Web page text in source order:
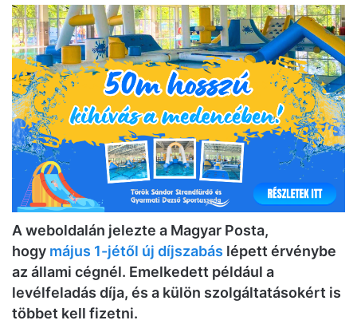
A weboldalán jelezte a Magyar Posta,
hogy május 1-jétől új díjszabás lépett érvénybe
az állami cégnél. Emelkedett például a
levélfeladás díja, és a külön szolgáltatásokért is
többet kell fizetni.